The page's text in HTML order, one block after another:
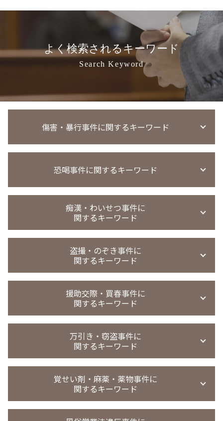
よく検索されるキーワード
Search Keyword
傷害・暴行事件に関するキーワード
傷害事件 時効
暴行罪 警察 動かない
暴行事件 懲役
傷害事件 当たり屋
暴行 傷害 違い
過失傷害 傷害 違い
暴行事件 示談金
精神的苦痛 傷害罪
暴行事件 慰謝料請求
傷害事件 示談金
暴行事件 被害届 流れ
傷害事件 弁護士
傷害罪 執行猶予
傷害事件 慰謝料 相場 全治1週間
恐喝事件に関するキーワード
恐喝罪 強盗罪
恐喝事件
恐喝事件 示談金
恐喝事件 執行猶予
恐喝事件 無罪
恐喝罪 構成要件
恐喝事件 少年
恐喝事件 懲役
恐喝未遂 刑罰
恐喝 犯罪
恐喝事件 裁判
恐喝 弁護士 相談
痴漢・わいせつ事件に
関するキーワード
強制わいせつ 示談 不起訴
迷惑行為防止条例違反 家庭裁判所 処分
痴漢冤罪 弁護士
強制わいせつ 微罪処分
強制わいせつ罪 示談金
強制わいせつ 示談金
強制わいせつ 罰条
迷惑行為防止条例違反 少年事件
強制わいせつ 示談
迷惑行為防止条例違反 被害届取下げ
不同意性交等罪 証拠
強制わいせつ 罰則
強制わいせつ罪 法律
盗撮・のぞき事件に
関するキーワード
盗撮 懲戒処分
盗撮 弁護士 相談
のぞき事件
覗き 時効
盗撮 罰金刑
援助交際・買春事件に
関するキーワード
買春防止法 条例
買春 時効
援助交際 罪
買春 懲戒解雇
援助 交際 事件
万引き・窃盗事件に
関するキーワード
万引き 不起訴 懲戒処分
窃盗事件 示談金 相場
窃盗事件 判例
覚せい剤・麻薬・薬物事件に
関するキーワード